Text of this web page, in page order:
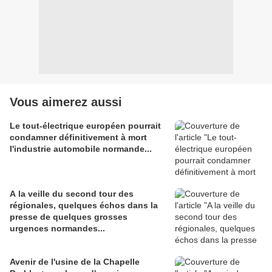
Vous aimerez aussi
Le tout-électrique européen pourrait
condamner définitivement à mort
l'industrie automobile normande...
A la veille du second tour des
régionales, quelques échos dans la
presse de quelques grosses
urgences normandes...
Avenir de l'usine de la Chapelle